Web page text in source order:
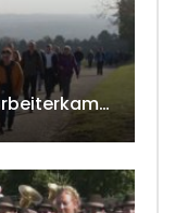
Wandertag der NÖ-Landarbeiterkammer in Hollabrunn 2024